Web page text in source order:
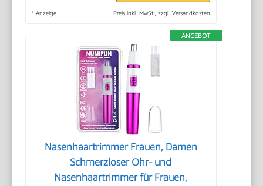
* Anzeige Preis inkl. MwSt., zzgl. Versandkosten
ANGEBOT
Nasenhaartrimmer Frauen, Damen
Schmerzloser Ohr- und
Nasenhaartrimmer für Frauen,